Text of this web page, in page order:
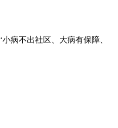
病不出社区、大病有保障、